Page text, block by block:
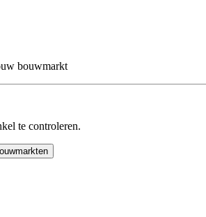
bouwmarkt
te controleren.